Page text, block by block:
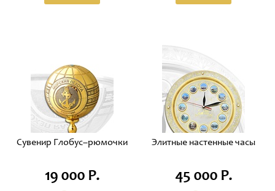
Сувенир Глобус–рюмочки
19 000 Р.
Элитные настенные часы
45 000 Р.